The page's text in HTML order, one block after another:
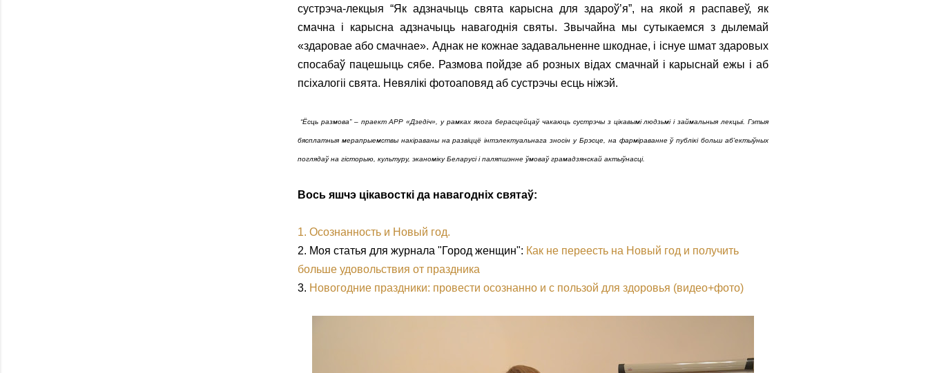
сустрэча-лекцыя “Як адзначыць свята карысна для здароў’я”, на якой я распавеў, як
смачна і карысна адзначыць навагоднія святы. Звычайна мы сутыкаемся з дылемай
«здаровае або смачнае». Аднак не кожнае задавальненне шкоднае, і існуе шмат здаровых
спосабаў пацешыць сябе. Размова пойдзе аб розных відах смачнай і карыснай ежы і аб
псіхалогіі свята. Невялікі фотоаповяд аб сустрэчы есць ніжэй.
“Ёсць размова” – праект АРР «Дзедіч», у рамках якога берасцейцаў чакаюць сустрэчы з цікавымі людзьмі і займальныя лекцыі. Гэтыя
бясплатныя мерапрыемствы накіраваны на развіццё інтэлектуальнага зносін у Брэсце, на фарміраванне ў публікі больш аб’ектыўных
поглядаў на гісторыю, культуру, эканоміку Беларусі і паляпшэнне ўмоваў грамадзянскай актыўнасці.
Вось яшчэ цікавосткі да навагодніх святаў:
1. Осознанность и Новый год.
2. Моя статья для журнала "Город женщин": Как не переесть на Новый год и получить
больше удовольствия от праздника
3. Новогодние праздники: провести осознанно и с пользой для здоровья (видео+фото)